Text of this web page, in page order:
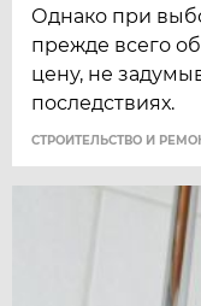
Однако при
прежде всего
цену, не
последствиях.
СТРОИТЕЛЬСТВО И